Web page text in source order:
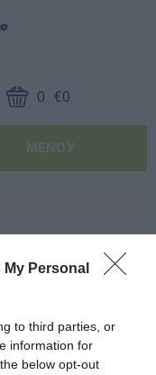
Personal
to third parties, or
information for
below opt-out
0 €0
ΜΕΝΟΎ